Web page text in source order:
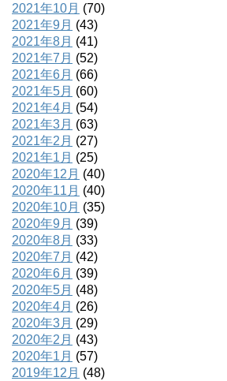
2021年10月 (70)
2021年9月 (43)
2021年8月 (41)
2021年7月 (52)
2021年6月 (66)
2021年5月 (60)
2021年4月 (54)
2021年3月 (63)
2021年2月 (27)
2021年1月 (25)
2020年12月 (40)
2020年11月 (40)
2020年10月 (35)
2020年9月 (39)
2020年8月 (33)
2020年7月 (42)
2020年6月 (39)
2020年5月 (48)
2020年4月 (26)
2020年3月 (29)
2020年2月 (43)
2020年1月 (57)
2019年12月 (48)